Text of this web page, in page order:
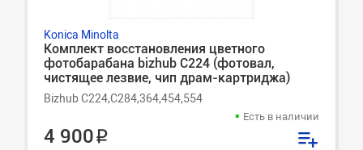
Konica Minolta
Комплект восстановления цветного
фотобарабана bizhub C224 (фотовал,
чистящее лезвие, чип драм-картриджа)
Bizhub C224,C284,364,454,554
Есть в наличии
4 900 ₽